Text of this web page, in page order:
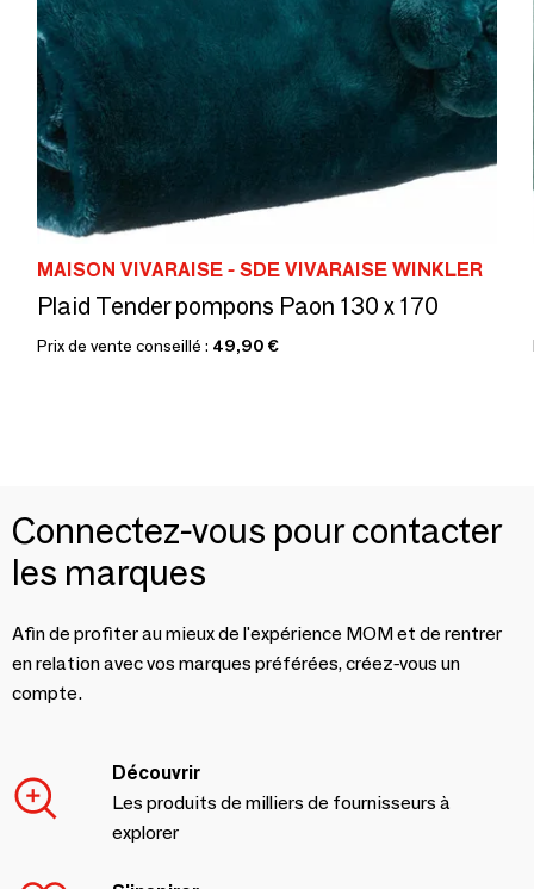
MAISON VIVARAISE - SDE VIVARAISE WINKLER
Plaid Tender pompons Paon 130 x 170
Prix de vente conseillé : 49,90 €
Connectez-vous pour contacter
les marques
Afin de profiter au mieux de l'expérience MOM et de rentrer
en relation avec vos marques préférées, créez-vous un
compte.
Découvrir
Les produits de milliers de fournisseurs à
explorer